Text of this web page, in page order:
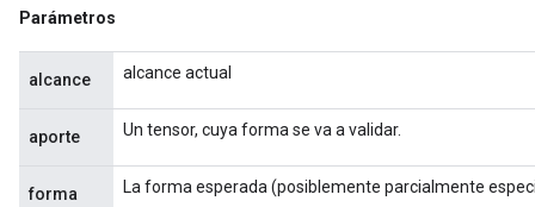
Parámetros
alcance alcance actual
aporte Un tensor, cuya forma se va a validar.
forma La forma esperada (posiblemente parcialmente